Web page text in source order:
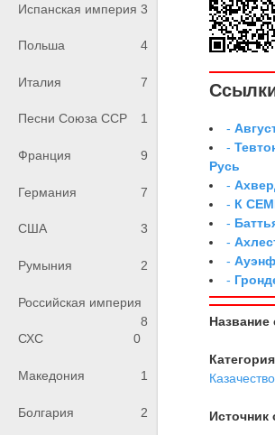
Испанская империя 3
Польша 4
Италия 7
Песни Союза ССР 1
Франция 9
Германия 7
США 3
Румыния 2
Российская империя
8
СХС
0
Македония 1
Болгария 2
-
-
Русь
-
- К
-
-
-
-
Название
Казачество
Источник